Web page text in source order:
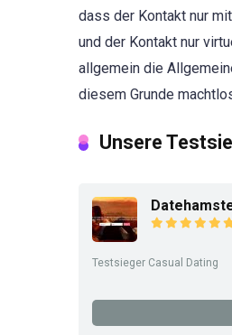
dass der Kontakt nur
und der Kontakt nur
allgemein die
diesem Grunde
Unsere
Testsieger Casual Dating